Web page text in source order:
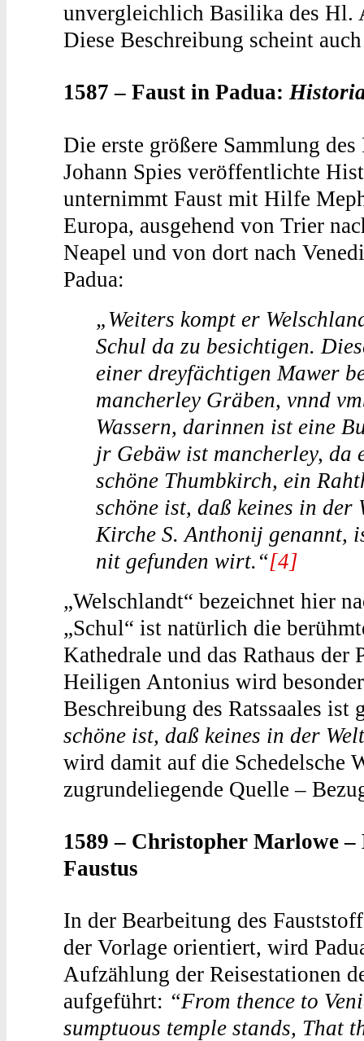
unvergleichlich Basilika des Hl.
Diese Beschreibung scheint
1587 – Faust in Padua:
Die erste größere Sammlung
Johann Spies veröffentlichte
unternimmt Faust mit Hilfe
Europa, ausgehend von Trier
Neapel und von dort nach
Padua:
„Weiters kompt er
Schul da zu besichtigen.
einer dreyfächtigen Mawer
mancherley Gräben, vnnd
Wassern, darinnen ist eine
jr Gebäw ist mancherley, da
schöne Thumbkirch, ein
schöne ist, daß keines in der
Kirche S. Anthonij genannt,
nit gefunden wirt.“[4]
„Welschlandt“ bezeichnet hier
„Schul“ ist natürlich die
Kathedrale und das Rathaus
Heiligen Antonius wird
Beschreibung des Ratssaales
schöne ist, daß keines in der
wird damit auf die Schedelsche
zugrundeliegende Quelle –
1589 – Christopher Marlowe
Faustus
In der Bearbeitung des
der Vorlage orientiert, wird
Aufzählung der Reisestationen
aufgeführt: “From thence to
sumptuous temple stands, That